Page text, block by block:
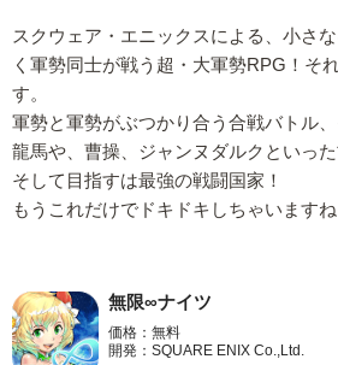
スクウェア・エニックスによる、小さ
く軍勢同士が戦う超・大軍勢RPG！そ
す。
軍勢と軍勢がぶつかり合う合戦バトル
龍馬や、曹操、ジャンヌダルクといっ
そして目指すは最強の戦闘国家！
もうこれだけでドキドキしちゃいますね
無限∞ナイツ
価格：無料
開発：SQUARE ENIX Co.,Ltd.